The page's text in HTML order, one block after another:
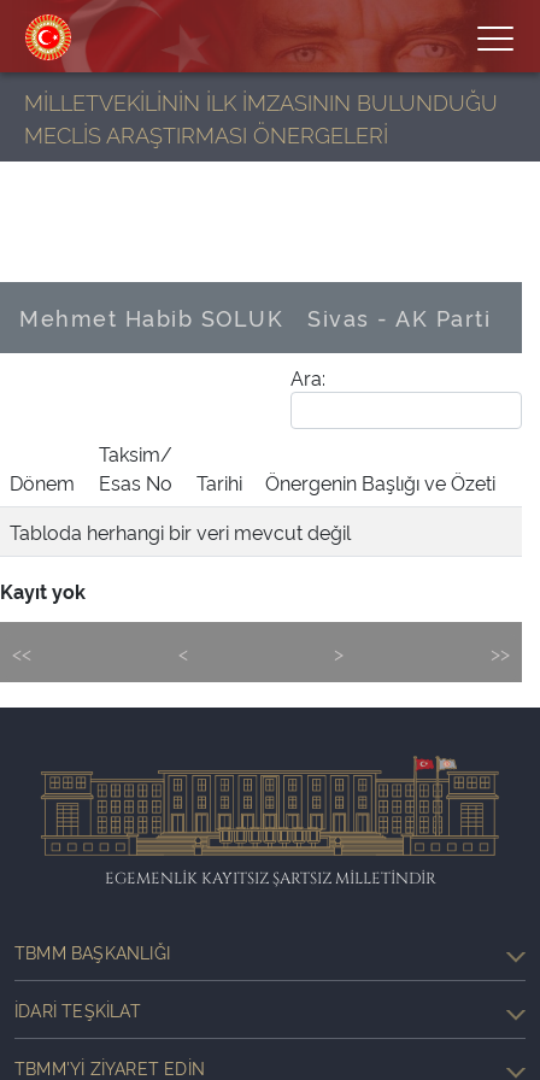
MİLLETVEKİLİNİN İLK İMZASININ BULUNDUĞU
MECLİS ARAŞTIRMASI ÖNERGELERİ
Mehmet Habib SOLUK Sivas - AK Parti
Ara:
Dönem
Taksim/
Esas No
Tarihi
Önergenin Başlığı ve Özeti
Tabloda herhangi bir veri mevcut değil
Kayıt yok
<< < > >>
EGEMENLİK KAYITSIZ ŞARTSIZ MİLLETİNDİR
TBMM BAŞKANLIĞI
İDARI TEŞKILAT
TBMM'YI ZIYARET EDIN